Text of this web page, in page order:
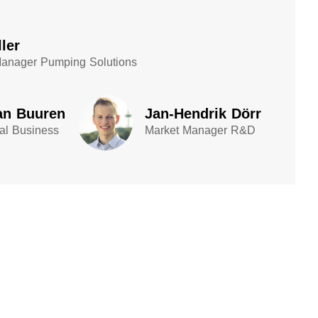
Pumping Solutions​
Buuren​
Business
Jan-Hendrik Dörr
Market Manager R&D